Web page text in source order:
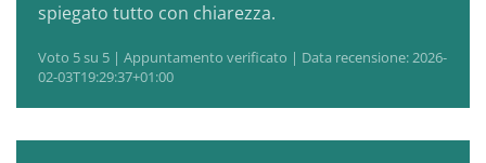
spiegato tutto con chiarezza.
Voto 5 su 5 | Appuntamento verificato | Data recensione: 2026-
02-03T19:29:37+01:00